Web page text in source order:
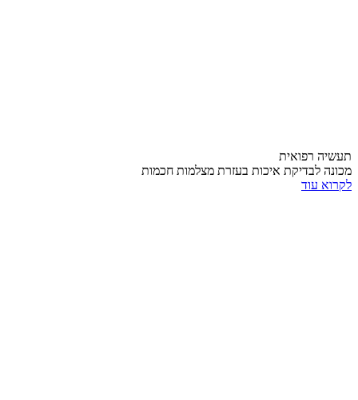
תעשיה רפואית
מכונה לבדיקת איכות בעזרת מצלמות חכמות
לקרוא עוד